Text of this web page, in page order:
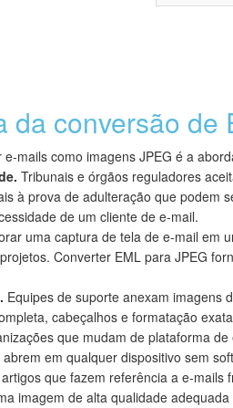
da conversão de
mails como imagens JPEG é a
Tribunais e órgãos reguladores
à prova de adulteração que podem
de um cliente de e-mail.
uma captura de tela de e-mail em
Converter EML para JPEG
Equipes de suporte anexam imagens
cabeçalhos e formatação
que mudam de plataforma
em qualquer dispositivo sem
que fazem referência a e-
imagem de alta qualidade